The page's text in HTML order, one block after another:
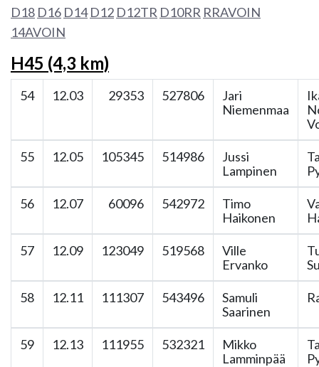
D18 D16 D14 D12 D12TR D10RR RRAVOIN
14AVOIN
H45 (4,3 km)
54 12.03 29353 527806
Jari
Niemenmaa
55 12.05 105345 514986
Jussi
Lampinen
56 12.07 60096 542972
Timo
Haikonen
57 12.09 123049 519568
Ville
Ervanko
58 12.11 111307 543496
Samuli
Saarinen
59 12.13 111955 532321
Mikko
Lamminpää